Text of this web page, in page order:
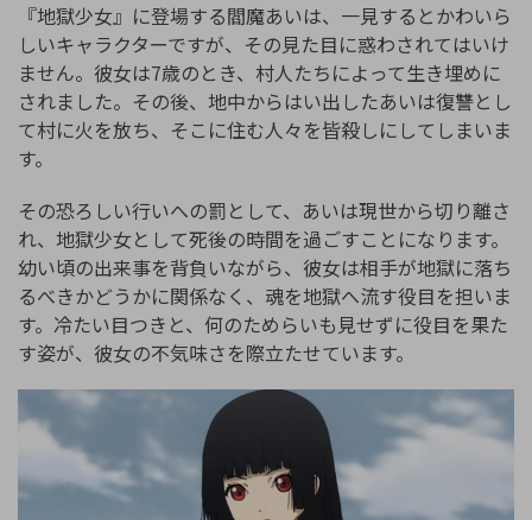
『地獄少女』に登場する閻魔あいは、一見するとかわいら
しいキャラクターですが、その見た目に惑わされてはいけ
ません。彼女は7歳のとき、村人たちによって生き埋めに
されました。その後、地中からはい出したあいは復讐とし
て村に火を放ち、そこに住む人々を皆殺しにしてしまいま
す。
その恐ろしい行いへの罰として、あいは現世から切り離さ
れ、地獄少女として死後の時間を過ごすことになります。
幼い頃の出来事を背負いながら、彼女は相手が地獄に落ち
るべきかどうかに関係なく、魂を地獄へ流す役目を担いま
す。冷たい目つきと、何のためらいも見せずに役目を果た
す姿が、彼女の不気味さを際立たせています。